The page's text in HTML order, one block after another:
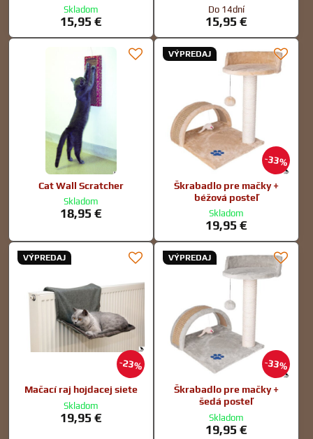
Skladom
15,95 €
Do 14dní
15,95 €
Cat Wall Scratcher
Skladom
18,95 €
33%
VÝPREDAJ
Škrabadlo pre mačky +
béžová posteľ
Skladom
19,95 €
23%
VÝPREDAJ
Mačací raj hojdacej siete
Skladom
19,95 €
33%
VÝPREDAJ
Škrabadlo pre mačky +
šedá posteľ
Skladom
19,95 €